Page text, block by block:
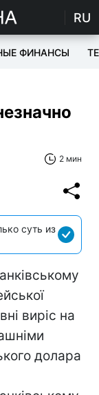
RU
ФИНАНСЫ
2 мин
суть из
виріс на
долара